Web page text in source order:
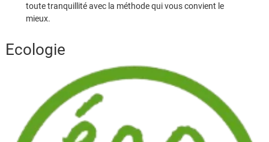
toute tranquillité avec la méthode qui vous convient le
mieux.
Ecologie